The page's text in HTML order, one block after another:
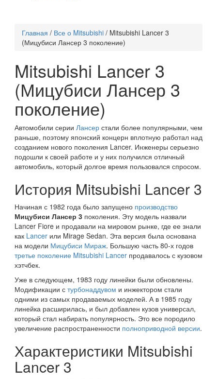
Главная / Все о Mitsubishi / Mitsubishi Lancer 3
(Мицубиси Лансер 3 поколение)
Mitsubishi Lancer 3
(Мицубиси Лансер 3
поколение)
Автомобили серии Лансер стали более популярными, чем
раньше, поэтому японский концерн вплотную работал над
созданием нового поколения Lancer. Инженеры серьезно
подошли к своей работе и у них получился отличный
автомобиль, который долгое время пользовался спросом.
История Mitsubishi Lancer 3
Начиная с 1982 года было запущено производство
Мицубиси Лансер 3 поколения. Эту модель назвали
Lancer Fiore и продавали на мировом рынке, где ее знали
как Lancer или Mirage Sedan. Эта версия была основана
на модели Мицубиси Мираж. Большую часть 80-х годов
третье поколение Mitsubishi Lancer продавалось с кузовом
хэтчбек.
Уже в следующем, 1983 году линейки были обновлены.
Модификации с турбонаддувом и инжектором стали
одними из самых продаваемых моделей. А в 1985 году
линейка расширилась, и был добавлен кузов универсал,
который стал набирать популярность. Это все породило
увеличение распространенности полноприводной версии.
Характеристики Mitsubishi
Lancer 3